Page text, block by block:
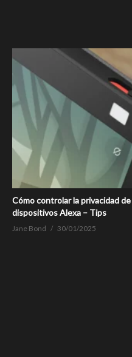
Cómo controlar la privacidad
dispositivos Alexa – Tips
Jane Bond 30/01/2025